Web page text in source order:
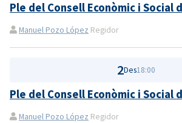
Ple del Consell Econòmic i Social
Manuel Pozo López Regidor
2Des18:00
Ple del Consell Econòmic i Social
Manuel Pozo López Regidor